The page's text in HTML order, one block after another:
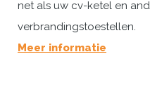
net als uw cv-ketel en
verbrandingstoestellen.
Meer informatie